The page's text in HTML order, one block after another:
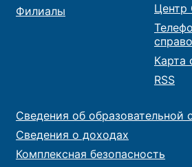
Филиалы
Центр
Карта
RSS
Сведения об образовательной
Сведения о доходах
Комплексная безопасность